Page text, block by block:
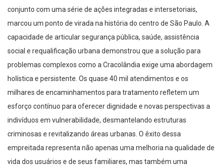
conjunto com uma série de ações integradas e intersetoriais,
marcou um ponto de virada na história do centro de São Paulo. A
capacidade de articular segurança pública, saúde, assistência
social e requalificação urbana demonstrou que a solução para
problemas complexos como a Cracolândia exige uma abordagem
holística e persistente. Os quase 40 mil atendimentos e os
milhares de encaminhamentos para tratamento refletem um
esforço contínuo para oferecer dignidade e novas perspectivas a
indivíduos em vulnerabilidade, desmantelando estruturas
criminosas e revitalizando áreas urbanas. O êxito dessa
empreitada representa não apenas uma melhoria na qualidade de
vida dos usuários e de seus familiares, mas também uma